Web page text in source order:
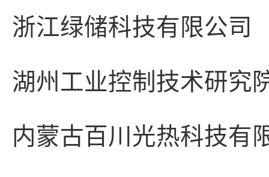
浙江绿储科技有限公司
湖州工业控制技术研究
内蒙古百川光热科技有